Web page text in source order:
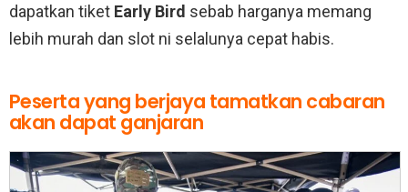
dapatkan tiket Early Bird sebab harganya memang
lebih murah dan slot ni selalunya cepat habis.
Peserta yang berjaya tamatkan cabaran
akan dapat ganjaran